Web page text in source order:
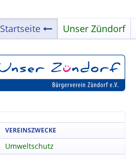
Startseite Unser Zündorf
VEREINSZWECKE
Umweltschutz